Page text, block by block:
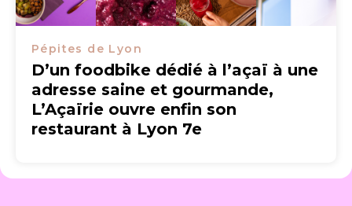
Pépites de Lyon
D’un foodbike dédié à l’açaï à une
adresse saine et gourmande,
L’Açaïrie ouvre enfin son
restaurant à Lyon 7e